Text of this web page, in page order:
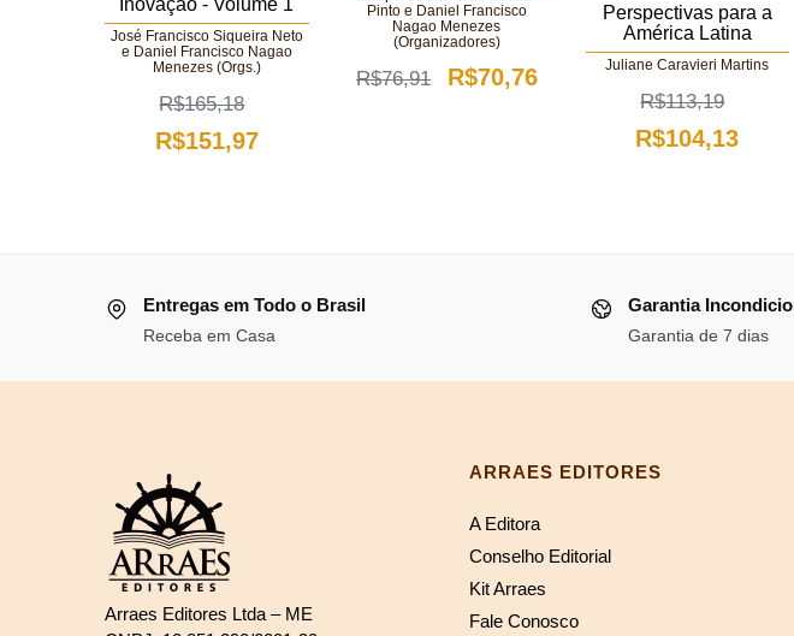
Inovação - Volume 1
José Francisco Siqueira Neto
e Daniel Francisco Nagao
Menezes (Orgs.)
R$165,18
O
R$165,18.
R$151,97O
R$151,97.
Pinto e Daniel Francisco
Nagao Menezes
(Organizadores)
R$76,91
O
R$70,76O
Perspectivas para a
América Latina
Juliane Caravieri Martins
R$113,19
O
R$104,13O
Entregas em Todo o Brasil
Receba em Casa
Garantia
Garantia de 7 dias
Arraes Editores Ltda – ME
ARRAES EDITORES
A Editora
Conselho Editorial
Kit Arraes
Fale Conosco